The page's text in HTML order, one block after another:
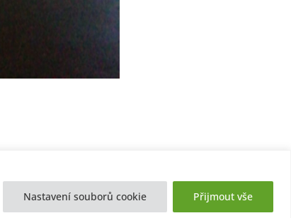
Nastavení souborů cookie Přijmout vše